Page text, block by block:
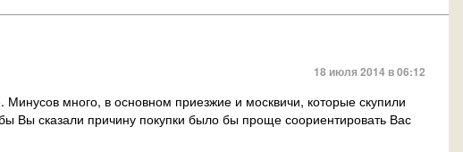
18 июля 2014 в 06:12
Минусов много, в основном приезжие и москвичи, которые скупили
Вы сказали причину покупки было бы проще соориентировать Вас